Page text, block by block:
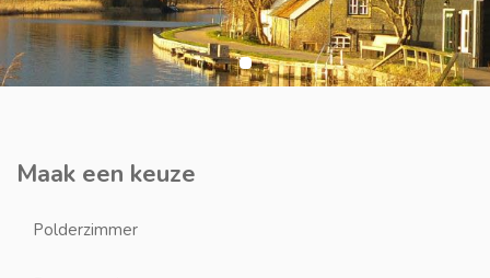
Maak een keuze
Polderzimmer